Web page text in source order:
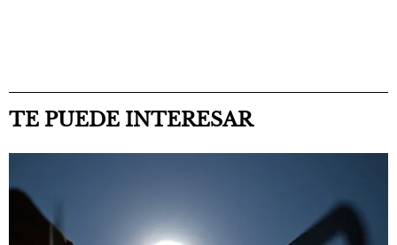
TE PUEDE INTERESAR